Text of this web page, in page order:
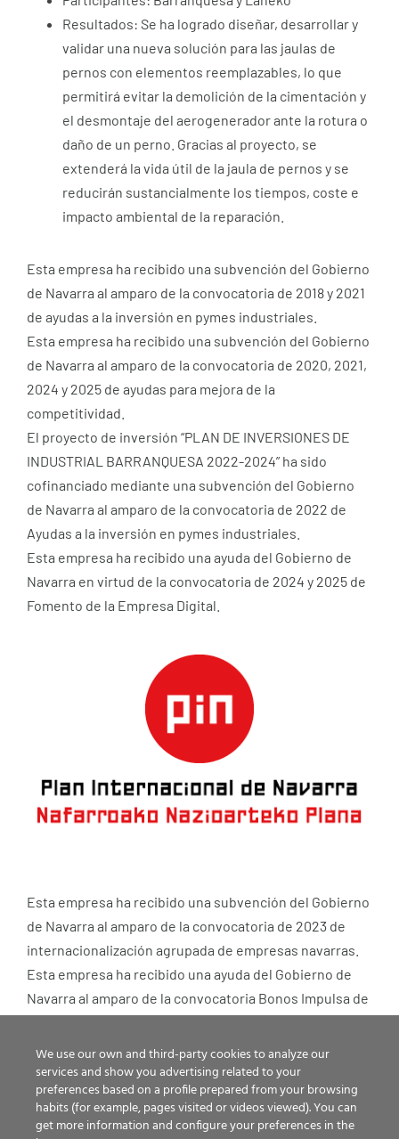
Resultados: Se ha logrado diseñar, desarrollar y
validar una nueva solución para las jaulas de
pernos con elementos reemplazables, lo que
permitirá evitar la demolición de la cimentación y
el desmontaje del aerogenerador ante la rotura o
daño de un perno. Gracias al proyecto, se
extenderá la vida útil de la jaula de pernos y se
reducirán sustancialmente los tiempos, coste e
impacto ambiental de la reparación.
Esta empresa ha recibido una subvención del Gobierno
de Navarra al amparo de la convocatoria de 2018 y 2021
de ayudas a la inversión en pymes industriales.
Esta empresa ha recibido una subvención del Gobierno
de Navarra al amparo de la convocatoria de 2020, 2021,
2024 y 2025 de ayudas para mejora de la
competitividad.
El proyecto de inversión “PLAN DE INVERSIONES DE
INDUSTRIAL BARRANQUESA 2022-2024” ha sido
cofinanciado mediante una subvención del Gobierno
de Navarra al amparo de la convocatoria de 2022 de
Ayudas a la inversión en pymes industriales.
Esta empresa ha recibido una ayuda del Gobierno de
Navarra en virtud de la convocatoria de 2024 y 2025 de
Fomento de la Empresa Digital.
Esta empresa ha recibido una subvención del Gobierno
de Navarra al amparo de la convocatoria de 2023 de
internacionalización agrupada de empresas navarras.
Esta empresa ha recibido una ayuda del Gobierno de
Navarra al amparo de la convocatoria Bonos Impulsa de
We use our own and third-party cookies to analyze our
services and show you advertising related to your
preferences based on a profile prepared from your browsing
habits (for example, pages visited or videos viewed). You can
get more information and configure your preferences in the